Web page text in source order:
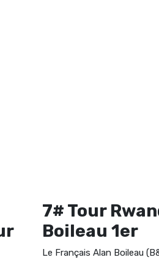
7# Tour
Boileau 1er
Le Français Alan Boileau